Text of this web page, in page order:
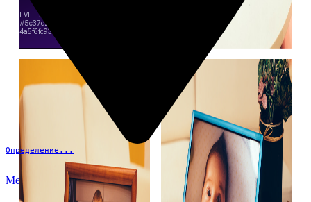
Определение...
Меню